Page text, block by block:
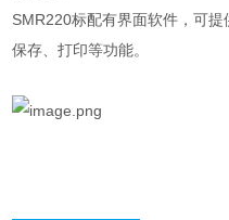
SMR220标配有界面软件，可
保存、打印等功能。